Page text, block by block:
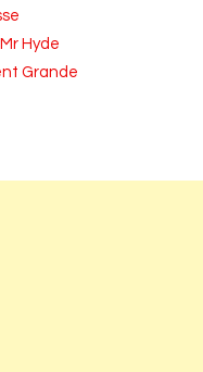
Hyde
Grande